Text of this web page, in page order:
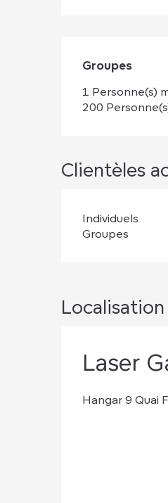
Groupes
Groupes
1 Personne(s)
200
Clientèles
Individuels
Groupes
Localisation
Laser
Hangar 9 Quai